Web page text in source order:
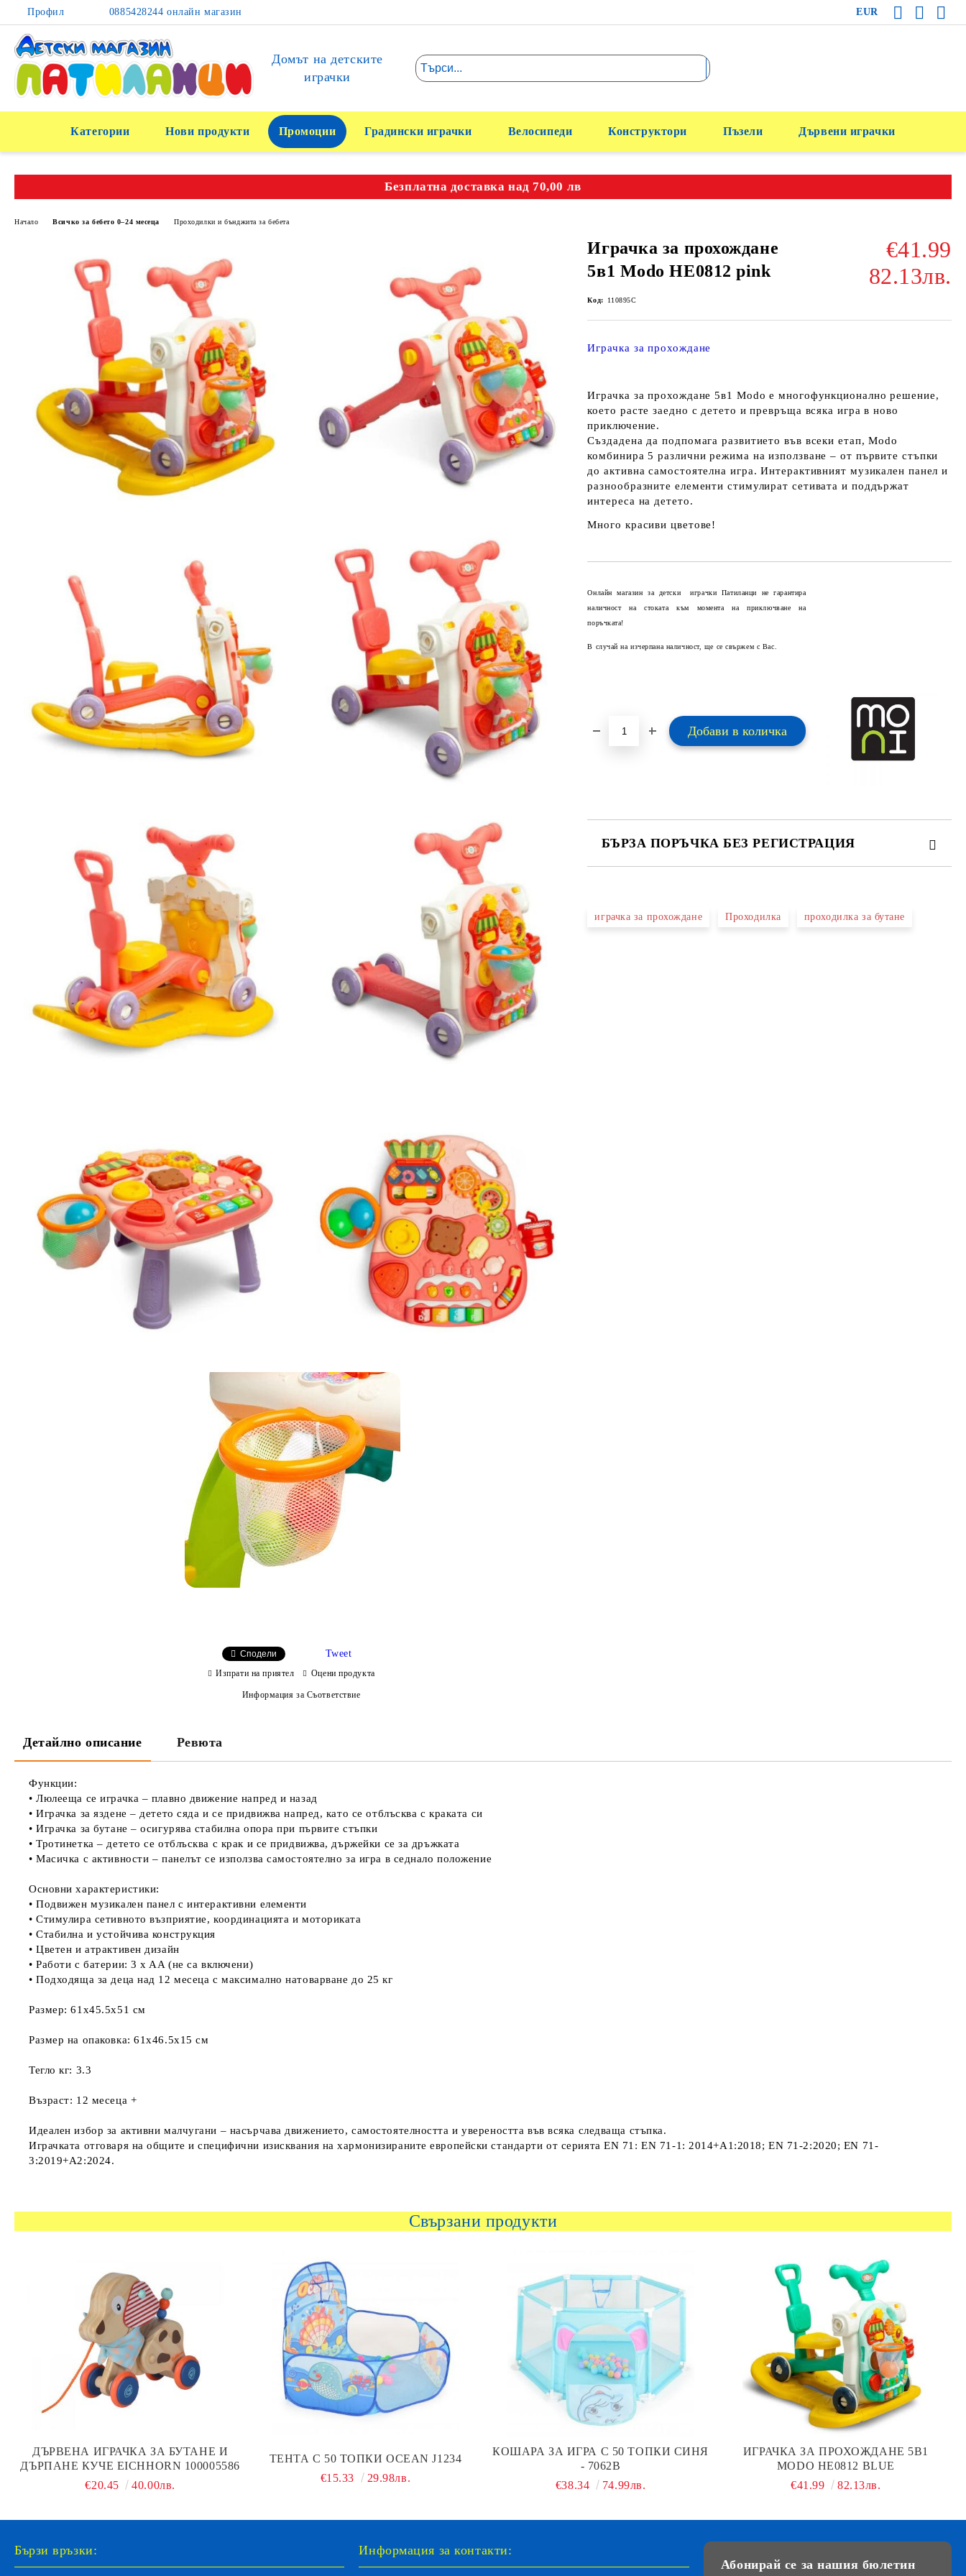
Профил 0885428244 онлайн магазин EUR
Домът на детските
играчки
Категории Нови продукти Промоции Градински играчки Велосипеди Конструктори Пъзели Дървени играчки
Безплатна доставка над 70,00 лв
Начало Всичко за бебето 0–24 месеца Проходилки и бънджита за бебета
Играчка за прохождане
5в1 Modo HE0812 pink
€41.99
82.13лв.
Код: 110895C
Играчка за прохождане
Играчка за прохождане 5в1 Modo е многофункционално решение,
което расте заедно с детето и превръща всяка игра в ново
приключение.
Създадена да подпомага развитието във всеки етап, Modo
комбинира 5 различни режима на използване – от първите стъпки
до активна самостоятелна игра. Интерактивният музикален панел и
разнообразните елементи стимулират сетивата и поддържат
интереса на детето.
Много красиви цветове!
Онлайн магазин за детски играчки Патиланци не гарантира
наличност на стоката към момента на приключване на
поръчката!
В случай на изчерпана наличност, ще се свържем с Вас.
БЪРЗА ПОРЪЧКА БЕЗ РЕГИСТРАЦИЯ
Ние ще се свържем с вас в рамките на работния ден.
играчка за прохождане Проходилка проходилка за бутане
Сподели Tweet
Изпрати на приятел Оцени продукта
Информация за Съответствие
Детайлно описание Ревюта
Функции:
• Люлееща се играчка – плавно движение напред и назад
• Играчка за яздене – детето сяда и се придвижва напред, като се отблъсква с краката си
• Играчка за бутане – осигурява стабилна опора при първите стъпки
• Тротинетка – детето се отблъсква с крак и се придвижва, държейки се за дръжката
• Масичка с активности – панелът се използва самостоятелно за игра в седнало положение
Основни характеристики:
• Подвижен музикален панел с интерактивни елементи
• Стимулира сетивното възприятие, координацията и моториката
• Стабилна и устойчива конструкция
• Цветен и атрактивен дизайн
• Работи с батерии: 3 x AA (не са включени)
• Подходяща за деца над 12 месеца с максимално натоварване до 25 кг
Размер: 61x45.5x51 см
Размер на опаковка: 61x46.5x15 см
Тегло кг: 3.3
Възраст: 12 месеца +
Идеален избор за активни малчугани – насърчава движението, самостоятелността и увереността във всяка следваща стъпка.
Играчката отговаря на общите и специфични изисквания на хармонизираните европейски стандарти от серията ЕN 71: EN 71-1: 2014+A1:2018; EN 71-2:2020; ЕN 71-
3:2019+A2:2024.
Свързани продукти
ДЪРВЕНА ИГРАЧКА ЗА БУТАНЕ И
ДЪРПАНЕ КУЧЕ EICHHORN 100005586
€20.45
40.00лв.
ТЕНТА С 50 ТОПКИ OCEAN J1234
€15.33
29.98лв.
КОШАРА ЗА ИГРА С 50 ТОПКИ СИНЯ
- 7062B
€38.34
74.99лв.
ИГРАЧКА ЗА ПРОХОЖДАНЕ 5В1
MODO HE0812 BLUE
€41.99
82.13лв.
Бързи връзки:
Информация за контакти:
Абонирай се за нашия бюлетин